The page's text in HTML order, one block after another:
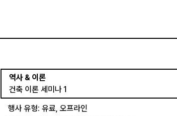
역사 & 이론
건축 이론 세미나 1
행사 유형: 유료, 오프라인